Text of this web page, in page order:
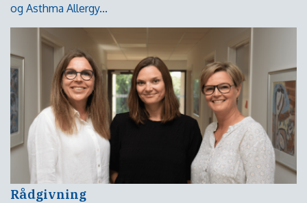
og Asthma Allergy...
Rådgivning